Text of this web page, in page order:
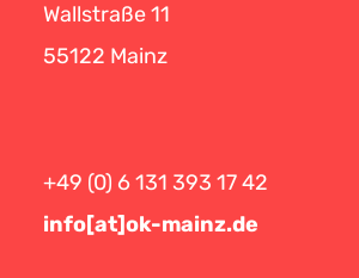
Wallstraße 11
55122 Mainz
+49 (0) 6 131 393 17 42
info[at]ok-mainz.de